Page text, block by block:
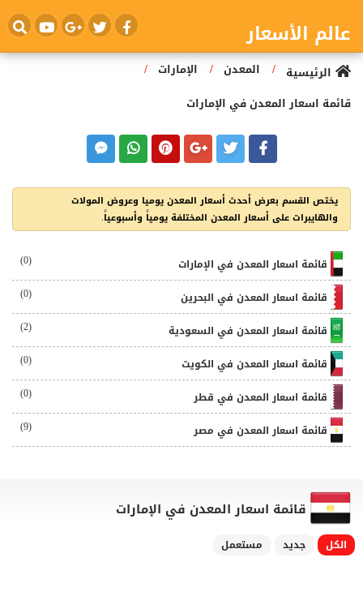
عالم الأسعار
الرئيسية / المعدن / الإمارات /
قائمة اسعار المعدن في الإمارات
يختص القسم بعرض أحدث أسعار المعدن يوميا وعروض المولات
والهايبرات على أسعار المعدن المختلفة يومياً وأسبوعياً.
قائمة اسعار المعدن في الإمارات (0)
قائمة اسعار المعدن في البحرين (0)
قائمة اسعار المعدن في السعودية (2)
قائمة اسعار المعدن في الكويت (0)
قائمة اسعار المعدن في قطر (0)
قائمة اسعار المعدن في مصر (9)
قائمة اسعار المعدن في الإمارات
الكل جديد مستعمل